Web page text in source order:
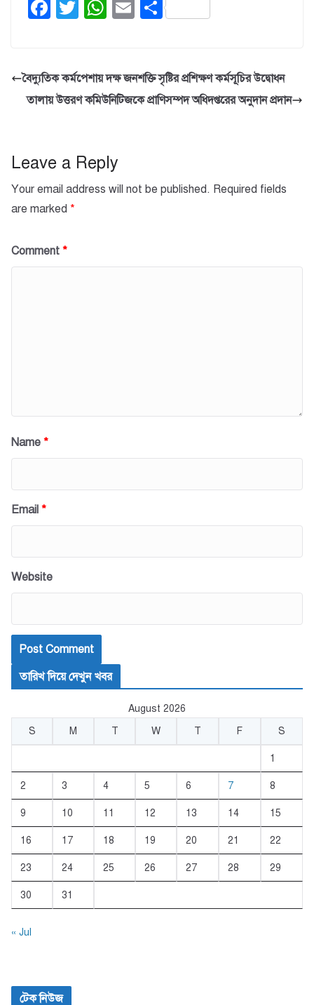
F
e
b
k
T
er
W
s
A
E S
e
বৈদ্যুতিক কর্মপেশায় দক্ষ জনশক্তি সৃষ্টির প্রশিক্ষণ কর্মসূচির উদ্বোধন
তালায় উত্তরণ কমিউনিটিজকে প্রাণিসম্পদ অধিদপ্তরের অনুদান প্রদান
Leave a Reply
Your email address will not be published. Required fields
are marked *
Comment *
Name *
Email *
Website
তারিখ দিয়ে দেখুন খবর
August 2026
S
M T W T F S
1
2 3 4 5 6 7 8
9 10 11 12 13 14 15
16 17 18 19 20 21 22
23 24 25 26 27 28 29
30 31
« Jul
টেক নিউজ